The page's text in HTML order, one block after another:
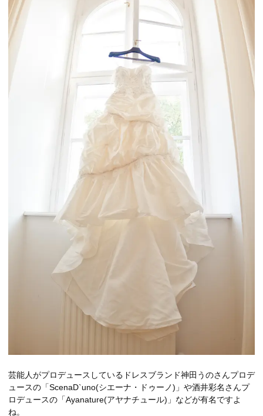
芸能人がプロデュースしているドレスブランド神田うのさんプロデ
ュースの「ScenaD`uno(シエーナ・ドゥーノ)」や酒井彩名さんプ
ロデュースの「Ayanature(アヤナチュール)」などが有名ですよ
ね。